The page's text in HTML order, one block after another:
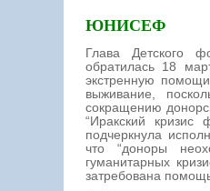
ЮНИСЕФ
Глава Детского
обратилась 18
экстренную
выживание,
сокращению
“Иракский кризис
подчеркнула
что “доноры
гуманитарных
затребована